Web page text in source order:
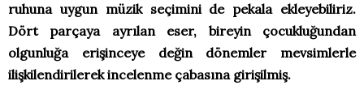
ruhuna uygun müzik seçimini de pekala ekleyebiliriz.
Dört parçaya ayrılan eser, bireyin çocukluğundan
olgunluğa erişinceye değin dönemler mevsimlerle
ilişkilendirilerek incelenme çabasına girişilmiş.